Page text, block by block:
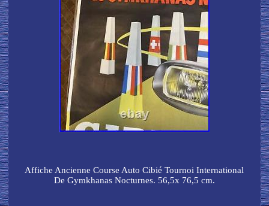
Affiche Ancienne Course Auto Cibié Tournoi International
De Gymkhanas Nocturnes. 56,5x 76,5 cm.